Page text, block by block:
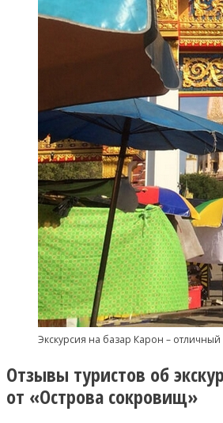
Экскурсия на базар Карон –
Отзывы туристов об
от «Острова сокровищ»